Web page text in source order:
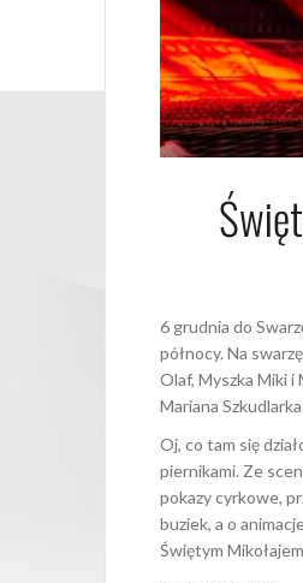
6 grudnia do
północy. Na
Olaf, Myszka Miki i
Mariana
Oj, co tam się
piernikami. Ze
pokazy cyrkowe,
buziek, a o
Świętym